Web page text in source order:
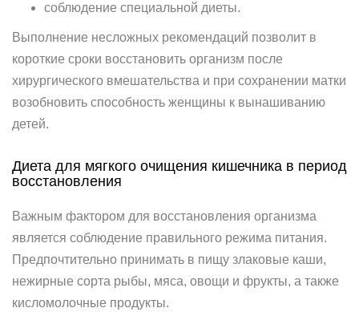
соблюдение специальной диеты.
Выполнение несложных рекомендаций позволит в
короткие сроки восстановить организм после
хирургического вмешательства и при сохранении матки
возобновить способность женщины к вынашиванию
детей.
Диета для мягкого очищения кишечника в период
восстановления
Важным фактором для восстановления организма
является соблюдение правильного режима питания.
Предпочтительно принимать в пищу злаковые каши,
нежирные сорта рыбы, мяса, овощи и фрукты, а также
кисломолочные продукты.